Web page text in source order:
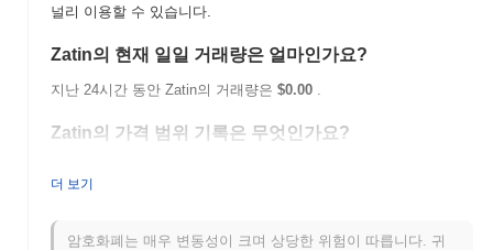
널리 이용할 수 있습니다.
Zatin의 현재 일일 거래량은 얼마인가요?
지난 24시간 동안 Zatin의 거래량은 $0.00 .
Zatin의 가격 범위 기록은 무엇인가요?
역대 최저가(ATL):
Zatin는 현재 ATH보다~79.54% 낮게 거래되고 있습니다 .
더 보기
암호화폐는 매우 변동성이 크며 상당한 위험이 따릅니다. 귀